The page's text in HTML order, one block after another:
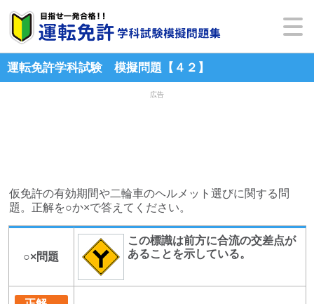
運転免許学科試験 模擬問題【４２】
広告
仮免許の有効期間や二輪車のヘルメット選びに関する問
題。正解を○か×で答えてください。
○×問題
この標識は前方に合流の交差点が
あることを示している。